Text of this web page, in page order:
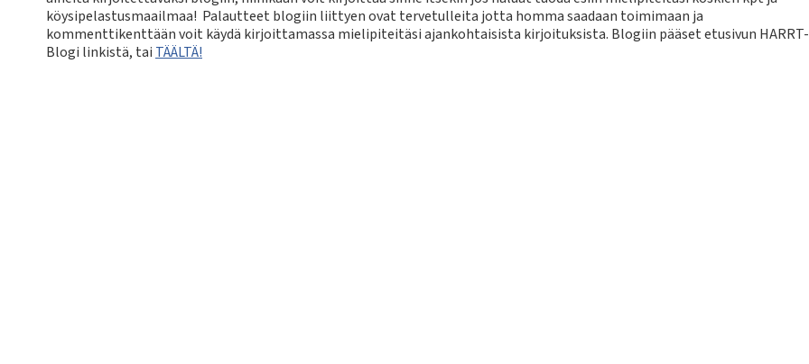
köysipelastusmaailmaa! Palautteet blogiin liittyen ovat tervetulleita jotta homma saadaan toimimaan ja
kommenttikenttään voit käydä kirjoittamassa mielipiteitäsi ajankohtaisista kirjoituksista. Blogiin pääset etusivun HARRT-
Blogi linkistä, tai TÄÄLTÄ!